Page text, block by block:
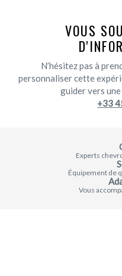
VOUS
N’hésitez pas à
personnaliser cette
guider vers
+33
Experts
Équipement de
Vous